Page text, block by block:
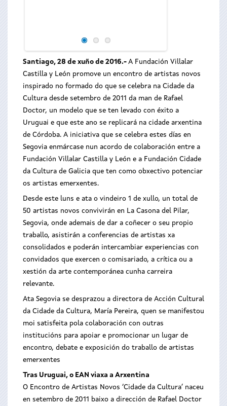
Santiago, 28 de xuño de 2016.- A Fundación Villalar
Castilla y León promove un encontro de artistas novos
inspirado no formado do que se celebra na Cidade da
Cultura desde setembro de 2011 da man de Rafael
Doctor, un modelo que se ten levado con éxito a
Uruguai e que este ano se replicará na cidade arxentina
de Córdoba. A iniciativa que se celebra estes días en
Segovia enmárcase nun acordo de colaboración entre a
Fundación Villalar Castilla y León e a Fundación Cidade
da Cultura de Galicia que ten como obxectivo potenciar
os artistas emerxentes.
Desde este luns e ata o vindeiro 1 de xullo, un total de
50 artistas novos convivirán en La Casona del Pilar,
Segovia, onde ademais de dar a coñecer o seu propio
traballo, asistirán a conferencias de artistas xa
consolidados e poderán intercambiar experiencias con
convidados que exercen o comisariado, a crítica ou a
xestión da arte contemporánea cunha carreira
relevante.
Ata Segovia se desprazou a directora de Acción Cultural
da Cidade da Cultura, María Pereira, quen se manifestou
moi satisfeita pola colaboración con outras
institucións para apoiar e promocionar un lugar de
encontro, debate e exposición do traballo de artistas
emerxentes
Tras Uruguai, o EAN viaxa a Arxentina
O Encontro de Artistas Novos ‘Cidade da Cultura’ naceu
en setembro de 2011 baixo a dirección de Rafael Doctor